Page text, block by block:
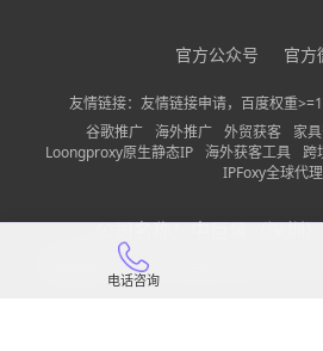
请确保您填写的联系方式无误，以
官方公众号 官方
友情链接：友情链接申请，百度权重
谷歌推广
海外推广 外贸获客 家
Loongproxy原生静态IP 海外获客工具 跨
IPFoxy全球代理
公司名称：中巨量（深圳
备案信息：粤ICP备2022150197
电话咨询